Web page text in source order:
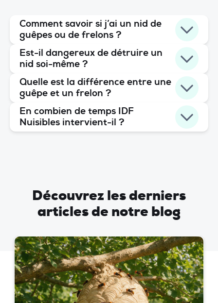
Comment savoir si j’ai un nid de
guêpes ou de frelons ?
Est-il dangereux de détruire un
nid soi-même ?
Quelle est la différence entre une
guêpe et un frelon ?
En combien de temps IDF
Nuisibles intervient-il ?
Découvrez les derniers
articles de notre blog